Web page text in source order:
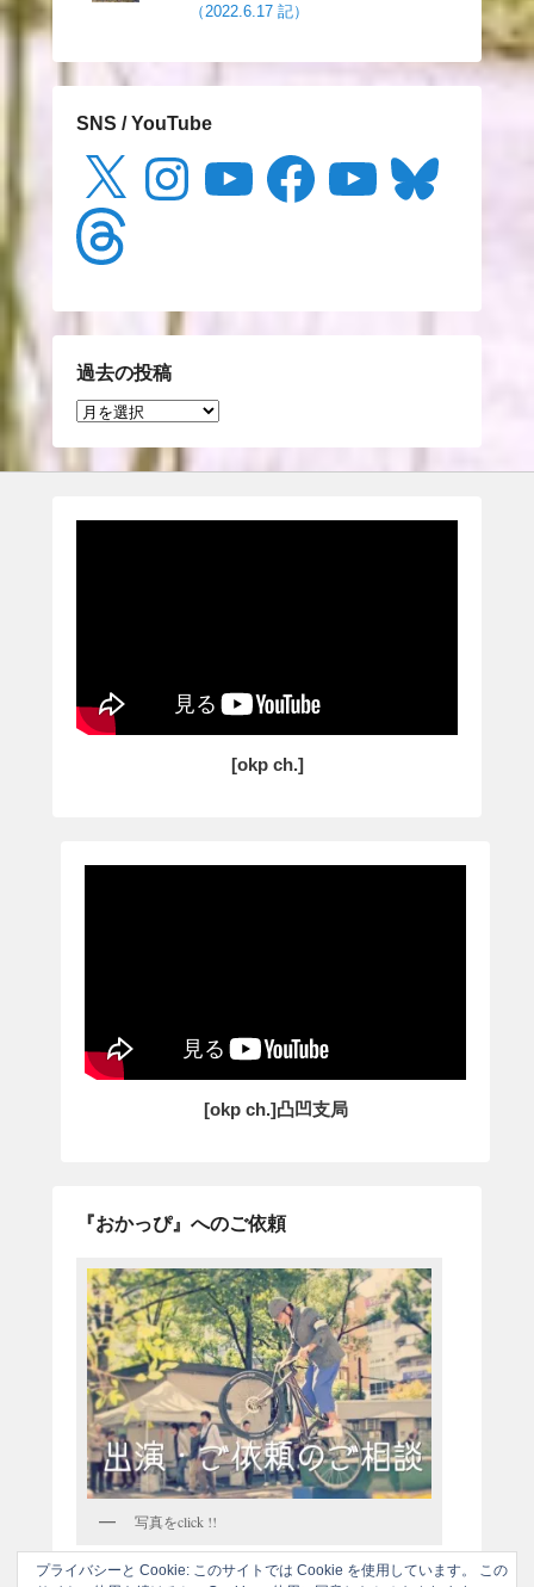
（2022.6.17 記）
SNS / YouTube
Instagram Facebook Bluesky
Threads
過去の投稿
過
投
[okp ch.]
[okp ch.]凸凹支局
『おかっぴ』へのご依頼
写真をclick !!
プライバシーと Cookie: このサイトでは Cookie を使用しています。 この